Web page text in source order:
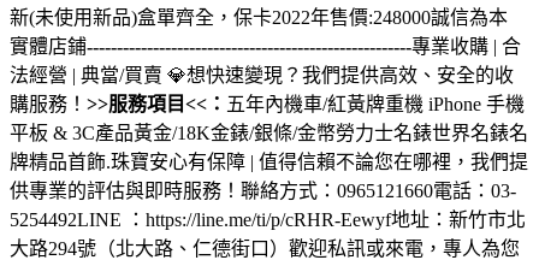
新(未使用新品)盒單齊全，保卡2022年售價:248000誠信為本
實體店鋪------------------------------------------------------專業收購 | 合
法經營 | 典當/買賣 💎想快速變現？我們提供高效、安全的收
購服務！ >>服務項目<<： 五年內機車/紅黃牌重機 iPhone 手機
平板 & 3C產品黃金/18K金錶/銀條/金幣勞力士名錶世界名錶名
牌精品首飾.珠寶安心有保障 | 值得信賴不論您在哪裡，我們提
供專業的評估與即時服務！聯絡方式：0965121660電話：03-
5254492LINE ：https://line.me/ti/p/cRHR-Eewyf地址：新竹市北
大路294號（北大路、仁德街口）歡迎私訊或來電，專人為您